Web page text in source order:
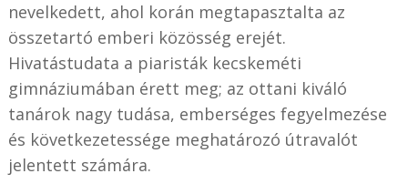
nevelkedett, ahol korán megtapasztalta az
összetartó emberi közösség erejét.
Hivatástudata a piaristák kecskeméti
gimnáziumában érett meg; az ottani kiváló
tanárok nagy tudása, emberséges fegyelmezése
és következetessége meghatározó útravalót
jelentett számára.